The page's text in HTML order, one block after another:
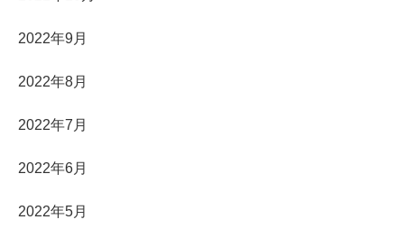
2022年9月
2022年8月
2022年7月
2022年6月
2022年5月